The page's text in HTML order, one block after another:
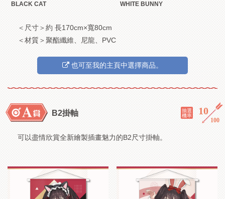
BLACK CAT
WHITE BUNNY
＜尺寸＞約 長170cm×寬80cm
＜材質＞聚酯纖維、尼龍、PVC
也可至我的主頁中選擇商品。
B2掛軸
抽選
機率
10
／ 100
可以盡情欣賞全新繪製插畫魅力的B2尺寸掛軸。